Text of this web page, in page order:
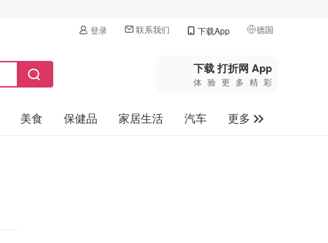
登录 联系我们 下载App 德国
🇺🇸美国
🇨🇳中国
🇨🇦加拿大
下载 打折网 App
体验更多精彩
美食 保健品 家居生活 汽车
更多